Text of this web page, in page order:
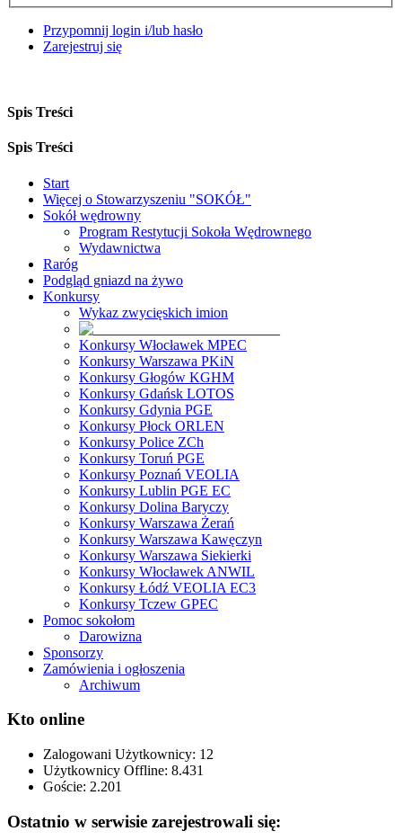
Przypomnij login i/lub hasło
Zarejestruj się
Spis Treści
Spis Treści
Start
Więcej o Stowarzyszeniu "SOKÓŁ"
Sokół wędrowny
Program Restytucji Sokoła Wędrownego
Wydawnictwa
Raróg
Podgląd gniazd na żywo
Konkursy
Wykaz zwycięskich imion
Konkursy Włocławek MPEC
Konkursy Warszawa PKiN
Konkursy Głogów KGHM
Konkursy Gdańsk LOTOS
Konkursy Gdynia PGE
Konkursy Płock ORLEN
Konkursy Police ZCh
Konkursy Toruń PGE
Konkursy Poznań VEOLIA
Konkursy Lublin PGE EC
Konkursy Dolina Baryczy
Konkursy Warszawa Żerań
Konkursy Warszawa Kawęczyn
Konkursy Warszawa Siekierki
Konkursy Włocławek ANWIL
Konkursy Łódź VEOLIA EC3
Konkursy Tczew GPEC
Pomoc sokołom
Darowizna
Sponsorzy
Zamówienia i ogłoszenia
Archiwum
Kto online
Zalogowani Użytkownicy: 12
Użytkownicy Offline: 8.431
Goście: 2.201
Ostatnio w serwisie zarejestrowali się: